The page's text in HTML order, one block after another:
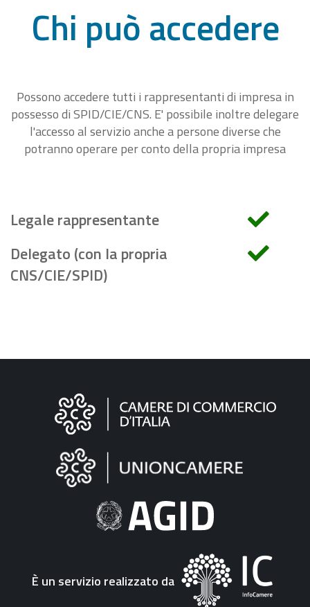
Chi può accedere
Possono accedere tutti i rappresentanti di impresa in
possesso di SPID/CIE/CNS. E' possibile inoltre delegare
l'accesso al servizio anche a persone diverse che
potranno operare per conto della propria impresa
Legale rappresentante
Delegato (con la propria
CNS/CIE/SPID)
Informazioni
"Fattura
Elettronica"
È un servizio realizzato da